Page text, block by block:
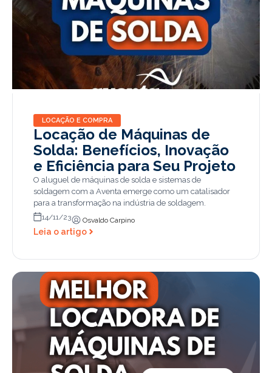
LOCAÇÃO E COMPRA
Locação de Máquinas de
Solda: Benefícios, Inovação
e Eficiência para Seu Projeto
O aluguel de máquinas de solda e sistemas de
soldagem com a Aventa emerge como um catalisador
para a transformação na indústria de soldagem.
14/11/23 Osvaldo Carpino
Leia o artigo